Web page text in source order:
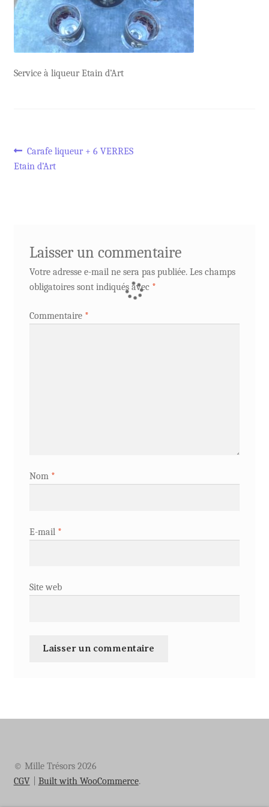
Service à liqueur Etain d’Art
Navigation
Article
précédent :
Carafe liqueur + 6 VERRES
Etain d’Art
Laisser un commentaire
Votre adresse e-mail ne sera pas publiée. Les champs
obligatoires sont indiqués avec *
Commentaire *
Nom *
E-mail *
Site web
© Mille Trésors 2026
CGV
Built with WooCommerce.